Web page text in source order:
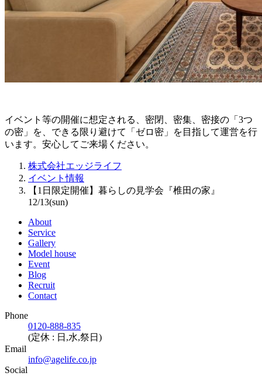
イベント等の開催に想定される、密閉、密集、密接の「3つ
の密」を、できる限り避けて「ゼロ密」を目指して運営を行
います。安心してご来場ください。
株式会社エッジライフ
イベント情報
【1日限定開催】暮らしの見学会『椎田の家』
12/13(sun)
About
Service
Gallery
Model house
Event
Blog
Recruit
Contact
Phone
0120-888-835
(定休 : 日,水,祭日)
Email
info@agelife.co.jp
Social